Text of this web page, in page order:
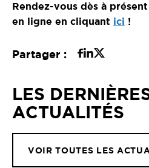
Rendez-vous dès à
en ligne en cliquant ici !
Partager :
LES
ACTUALITÉS
VOIR TOUTES LES